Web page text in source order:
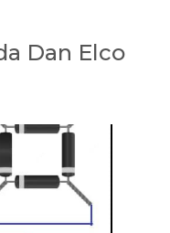
Dan Elco